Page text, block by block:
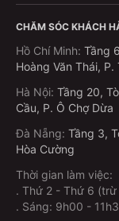
Cần hỗ trợ đổi
41(1.000đ/
Nên đặt vé
Để đảm bảo có
bạn nên
cuối tuần, dịp
sớm càng tốt!
CHĂM SÓC KHÁCH
Hồ Chí Minh: Tầng
Hoàng Văn Thái, P.
Hà Nội: Tầng 20,
Cầu, P. Ô Chợ Dừa
Đà Nẵng: Tầng 3,
Hòa Cường
Thời gian làm việc:
. Thứ 2 - Thứ 6 (trừ
. Sáng: 9h00 -